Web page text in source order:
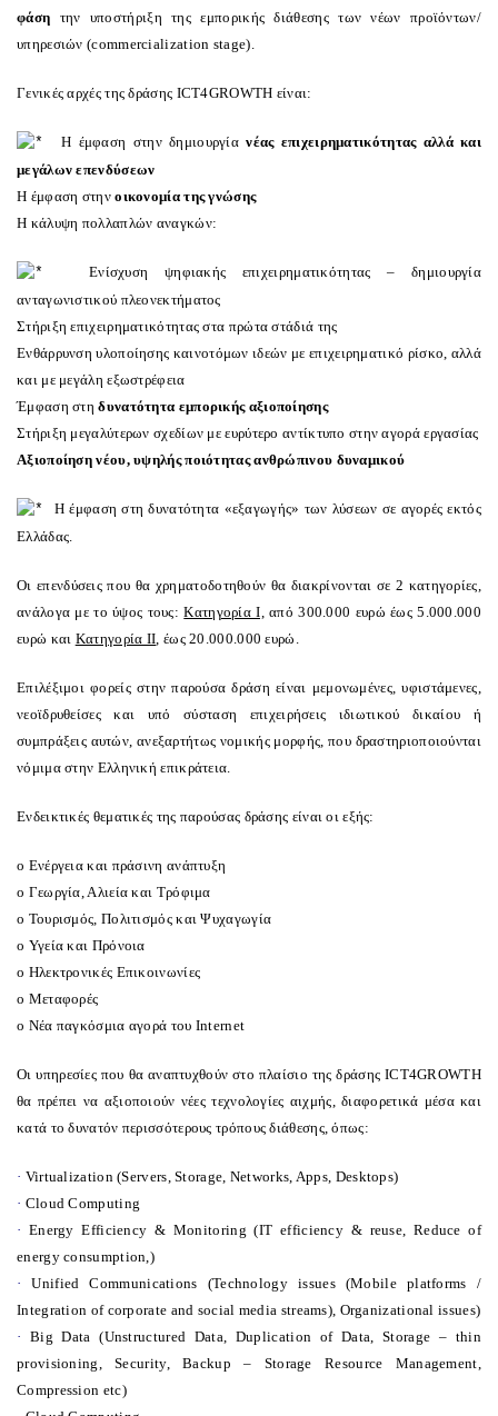
φάση την υποστήριξη της εμπορικής διάθεσης των νέων προϊόντων/
υπηρεσιών (commercialization stage).
Γενικές αρχές της δράσης ICT4GROWTH είναι:
Η έμφαση στην δημιουργίανέας επιχειρηματικότητας αλλά και
μεγάλων επενδύσεων
Η έμφαση στηνοικονομία της γνώσης
Η κάλυψη πολλαπλών αναγκών:
Ενίσχυση ψηφιακής επιχειρηματικότητας – δημιουργία
ανταγωνιστικού πλεονεκτήματος
Στήριξη επιχειρηματικότητας στα πρώτα στάδιά της
Ενθάρρυνση υλοποίησης καινοτόμων ιδεών με επιχειρηματικό ρίσκο, αλλά
και με μεγάλη εξωστρέφεια
Έμφαση στηδυνατότητα εμπορικής αξιοποίησης
Στήριξη μεγαλύτερων σχεδίων με ευρύτερο αντίκτυπο στην αγορά εργασίας
Αξιοποίηση νέου, υψηλής ποιότητας ανθρώπινου δυναμικού
Η έμφαση στη δυνατότητα «εξαγωγής» των λύσεων σε αγορές εκτός
Ελλάδας.
Οι επενδύσεις που θα χρηματοδοτηθούν θα διακρίνονται σε 2 κατηγορίες,
ανάλογα με το ύψος τους:Κατηγορία Ι,από 300.000 ευρώ έως 5.000.000
ευρώ και Κατηγορία ΙΙ, έως 20.000.000 ευρώ.
Επιλέξιμοι φορείς στην παρούσα δράση είναι μεμονωμένες, υφιστάμενες,
νεοϊδρυθείσες και υπό σύσταση επιχειρήσεις ιδιωτικού δικαίου ή
συμπράξεις αυτών, ανεξαρτήτως νομικής μορφής, που δραστηριοποιούνται
νόμιμα στην Ελληνική επικράτεια.
Ενδεικτικές θεματικές της παρούσας δράσης είναι οι εξής:
o Ενέργεια και πράσινη ανάπτυξη
o Γεωργία, Αλιεία και Τρόφιμα
o Τουρισμός, Πολιτισμός και Ψυχαγωγία
o Υγεία και Πρόνοια
o Ηλεκτρονικές Επικοινωνίες
o Μεταφορές
o Νέα παγκόσμια αγορά του Internet
Οι υπηρεσίες που θα αναπτυχθούν στο πλαίσιο της δράσης ICT4GROWTH
θα πρέπει να αξιοποιούν νέες τεχνολογίες αιχμής, διαφορετικά μέσα και
κατά το δυνατόν περισσότερους τρόπους διάθεσης, όπως:
· Virtualization (Servers, Storage, Networks, Apps, Desktops)
· Cloud Computing
· Energy Efficiency & Monitoring (IT efficiency & reuse, Reduce of
energy consumption,)
·Unified Communications (Technology issues (Mobile platforms /
Integration of corporate and social media streams), Organizational issues)
· Big Data (Unstructured Data, Duplication of Data, Storage – thin
provisioning, Security, Backup – Storage Resource Management,
Compression etc)